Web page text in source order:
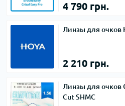
4 790 грн.
Линзы для очков
2 210 грн.
Линзы для очков
Cut SHMC